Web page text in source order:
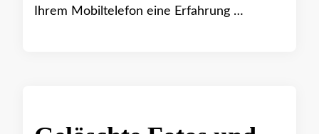
Ihrem Mobiltelefon eine Erfahrung …